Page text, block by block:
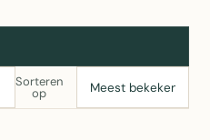
Sorteren
op